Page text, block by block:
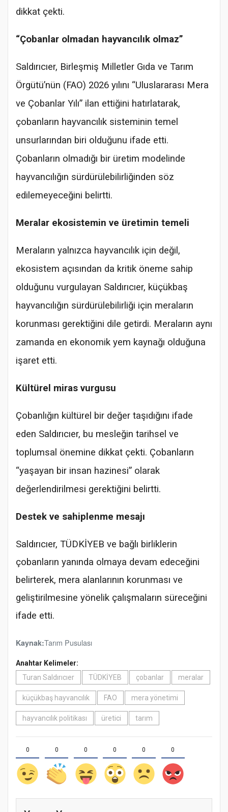
dikkat çekti.
“Çobanlar olmadan hayvancılık olmaz”
Saldırıcıer, Birleşmiş Milletler Gıda ve Tarım
Örgütü’nün (FAO) 2026 yılını “Uluslararası Mera
ve Çobanlar Yılı” ilan ettiğini hatırlatarak,
çobanların hayvancılık sisteminin temel
unsurlarından biri olduğunu ifade etti.
Çobanların olmadığı bir üretim modelinde
hayvancılığın sürdürülebilirliğinden söz
edilemeyeceğini belirtti.
Meralar ekosistemin ve üretimin temeli
Meraların yalnızca hayvancılık için değil,
ekosistem açısından da kritik öneme sahip
olduğunu vurgulayan Saldırıcıer, küçükbaş
hayvancılığın sürdürülebilirliği için meraların
korunması gerektiğini dile getirdi. Meraların aynı
zamanda en ekonomik yem kaynağı olduğuna
işaret etti.
Kültürel miras vurgusu
Çobanlığın kültürel bir değer taşıdığını ifade
eden Saldırıcıer, bu mesleğin tarihsel ve
toplumsal önemine dikkat çekti. Çobanların
“yaşayan bir insan hazinesi” olarak
değerlendirilmesi gerektiğini belirtti.
Destek ve sahiplenme mesajı
Saldırıcıer, TÜDKİYEB ve bağlı birliklerin
çobanların yanında olmaya devam edeceğini
belirterek, mera alanlarının korunması ve
geliştirilmesine yönelik çalışmaların süreceğini
ifade etti.
Kaynak:Tarım Pusulası
Anahtar Kelimeler:
Turan Saldırıcıer
TÜDKİYEB çobanlar meralar
küçükbaş hayvancılık FAO mera yönetimi
hayvancılık politikası üretici tarım
0 0 0 0 0 0